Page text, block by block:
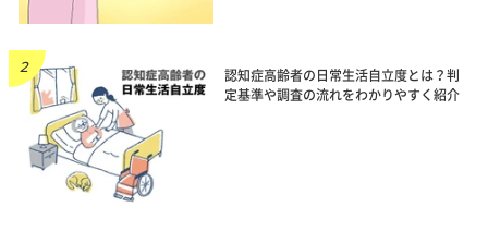
認知症高齢者の日常生活自立度とは？判
定基準や調査の流れをわかりやすく紹介